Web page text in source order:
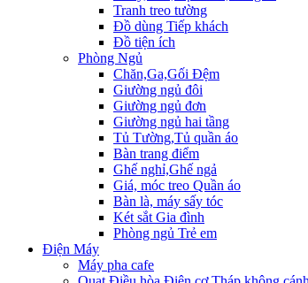
Tranh treo tường
Đồ dùng Tiếp khách
Đồ tiện ích
Phòng Ngủ
Chăn,Ga,Gối Đệm
Giường ngủ đôi
Giường ngủ đơn
Giường ngủ hai tầng
Tủ Tường,Tủ quần áo
Bàn trang điểm
Ghế nghỉ,Ghế ngả
Giá, móc treo Quần áo
Bàn là, máy sấy tóc
Két sắt Gia đình
Phòng ngủ Trẻ em
Điện Máy
Máy pha cafe